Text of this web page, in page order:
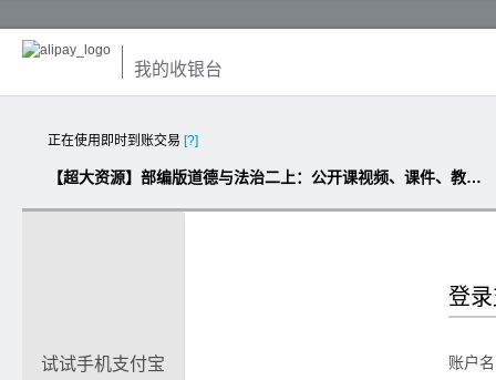
我的收银台
正在使用即时到账交易 [?]
【超大资源】部编版道德与法治二上：公开课视频、课件、教案（匹配版，13.9G）
试试手机支付宝
登
账户